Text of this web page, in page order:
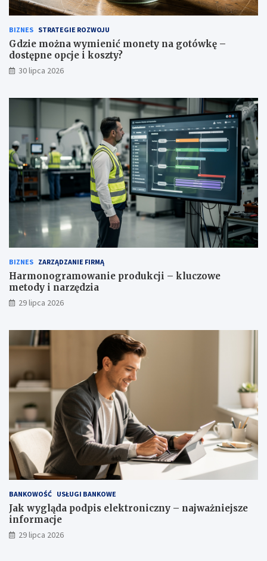
BIZNES STRATEGIE ROZWOJU
Gdzie można wymienić monety na gotówkę –
dostępne opcje i koszty?
30 lipca 2026
BIZNES ZARZĄDZANIE FIRMĄ
Harmonogramowanie produkcji – kluczowe
metody i narzędzia
29 lipca 2026
BANKOWOŚĆ USŁUGI BANKOWE
Jak wygląda podpis elektroniczny – najważniejsze
informacje
29 lipca 2026